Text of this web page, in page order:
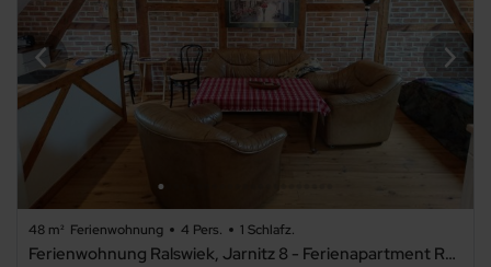
48 m² Ferienwohnung 4 Pers. 1 Schlafz.
Ferienwohnung Ralswiek, Jarnitz 8 - Ferienapartment Ralswiek, Jarnitz 8,